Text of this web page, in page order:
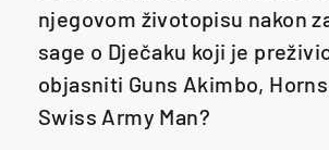
njegovom životopisu nakon
sage o Dječaku koji je
objasniti Guns Akimbo,
Swiss Army Man?